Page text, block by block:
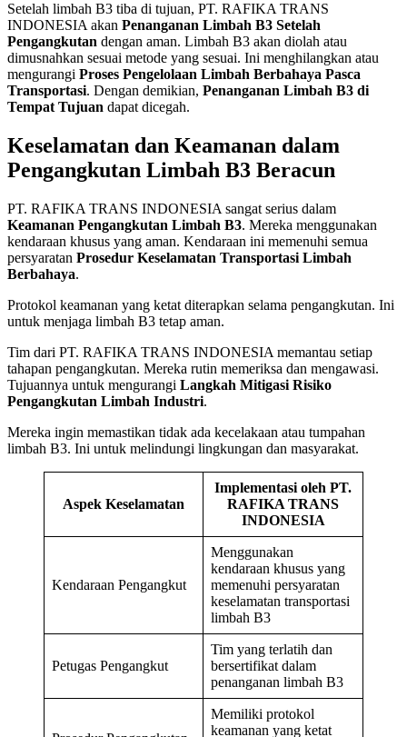
Setelah limbah B3 tiba di tujuan, PT. RAFIKA TRANS
INDONESIA akan Penanganan Limbah B3 Setelah
Pengangkutan dengan aman. Limbah B3 akan diolah atau
dimusnahkan sesuai metode yang sesuai. Ini menghilangkan atau
mengurangi Proses Pengelolaan Limbah Berbahaya Pasca
Transportasi. Dengan demikian, Penanganan Limbah B3 di
Tempat Tujuan dapat dicegah.
Keselamatan dan Keamanan dalam
Pengangkutan Limbah B3 Beracun
PT. RAFIKA TRANS INDONESIA sangat serius dalam
Keamanan Pengangkutan Limbah B3. Mereka menggunakan
kendaraan khusus yang aman. Kendaraan ini memenuhi semua
persyaratan Prosedur Keselamatan Transportasi Limbah
Berbahaya.
Protokol keamanan yang ketat diterapkan selama pengangkutan. Ini
untuk menjaga limbah B3 tetap aman.
Tim dari PT. RAFIKA TRANS INDONESIA memantau setiap
tahapan pengangkutan. Mereka rutin memeriksa dan mengawasi.
Tujuannya untuk mengurangi Langkah Mitigasi Risiko
Pengangkutan Limbah Industri.
Mereka ingin memastikan tidak ada kecelakaan atau tumpahan
limbah B3. Ini untuk melindungi lingkungan dan masyarakat.
Aspek Keselamatan
Implementasi oleh PT.
RAFIKA TRANS
INDONESIA
Kendaraan Pengangkut
Menggunakan
kendaraan khusus yang
memenuhi persyaratan
keselamatan transportasi
limbah B3
Petugas Pengangkut
Tim yang terlatih dan
bersertifikat dalam
penanganan limbah B3
Memiliki protokol
keamanan yang ketat